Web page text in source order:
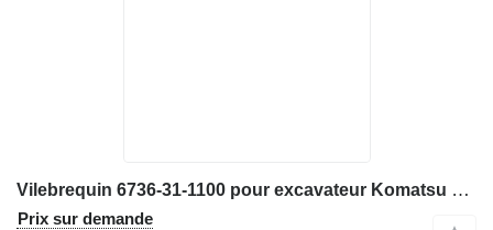
Vilebrequin 6736-31-1100 pour excavateur Komatsu PC200, PC200LL, PC220, PC220LL, PC250, PC270, PW200, PW220
Prix sur demande